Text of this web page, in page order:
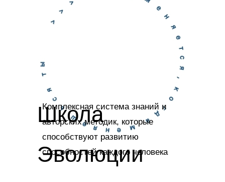
Школа
Эволюции
Комплексная система знаний и
авторских методик, которые
способствуют развитию
способностей каждого человека